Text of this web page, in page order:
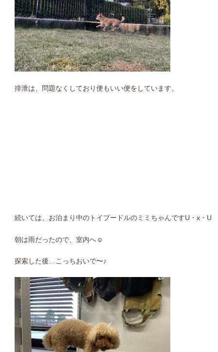
排泄は、問題なくしており便もいい便をしています。
続いては、お泊まり中のトイプードルのミミちゃんですU・x・U
朝は雨だったので、室内へ☺︎
探索した後…こっちおいで〜♪